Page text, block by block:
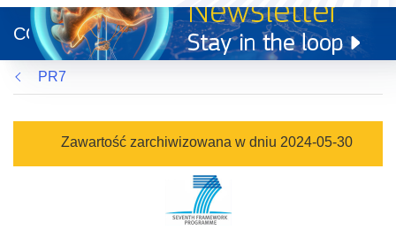
otworzy
się
w
nowym
oknie)
CORDIS
PR7
Zawartość zarchiwizowana w dniu 2024-05-30